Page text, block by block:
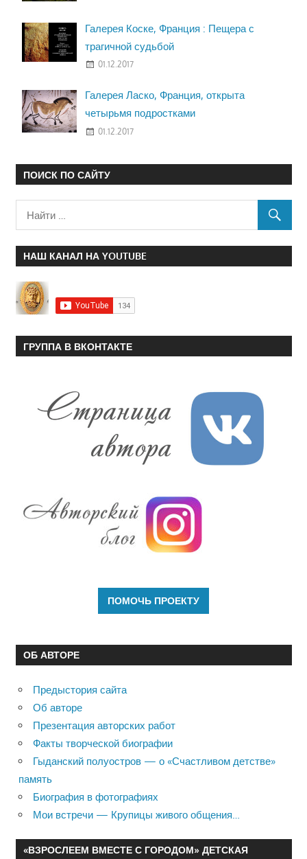
Галерея Коске, Франция : Пещера с
трагичной судьбой
01.12.2017
Галерея Ласко, Франция, открыта
четырьмя подростками
01.12.2017
ПОИСК ПО САЙТУ
НАШ КАНАЛ НА YOUTUBE
ГРУППА В ВКОНТАКТЕ
ОБ АВТОРЕ
Предыстория сайта
Об авторе
Презентация авторских работ
Факты творческой биографии
Гыданский полуостров — о «Счастливом детстве»
память
Биография в фотографиях
Мои встречи — Крупицы живого общения…
«ВЗРОСЛЕЕМ ВМЕСТЕ С ГОРОДОМ» ДЕТСКАЯ